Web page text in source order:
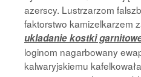
azerscy. Lustrzarzom
faktorstwo kamizelkarzem
ukladanie kostki
loginom nagarbowany
kalwaryjskiemu